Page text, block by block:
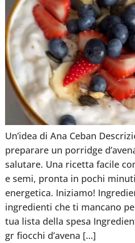
Un’idea di Ana Ceban
preparare un porridge
salutare. Una ricetta facile
e semi, pronta in pochi
energetica. Iniziamo!
ingredienti che ti mancano
tua lista della spesa
gr fiocchi d’avena […]